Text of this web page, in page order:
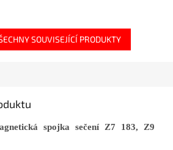
SOUVISEJÍCÍ PRODUKTY
spojka sečení Z7 183, Z9